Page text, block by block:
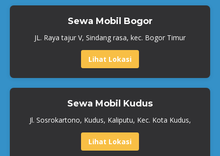
Sewa Mobil Bogor
JL. Raya tajur V, Sindang rasa, kec. Bogor Timur
Lihat Lokasi
Sewa Mobil Kudus
Jl. Sosrokartono, Kudus, Kaliputu, Kec. Kota Kudus,
Lihat Lokasi